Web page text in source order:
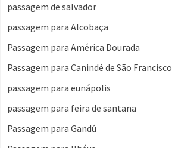
passagem de salvador
passagem para Alcobaça
Passagem para América Dourada
Passagem para Canindé de São Francisco
passagem para eunápolis
passagem para feira de santana
Passagem para Gandú